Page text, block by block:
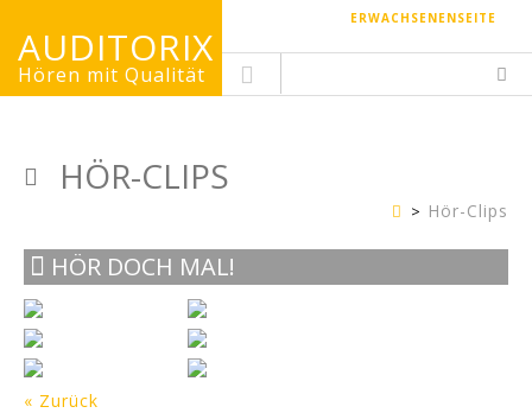
ERWACHSENENSEITE
AUDITORIX
Hören mit Qualität
HÖR-CLIPS
KinderseiteHör-Clips
HÖR DOCH MAL!
« Zurück